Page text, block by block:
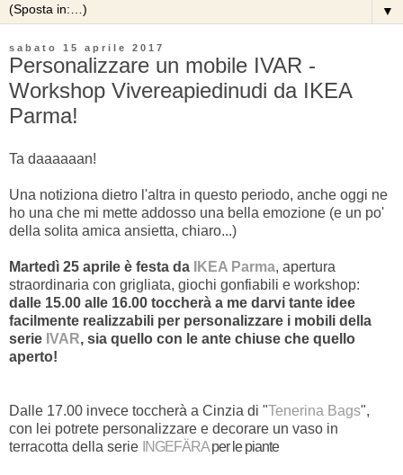
▼
sabato 15 aprile 2017
Personalizzare un mobile IVAR -
Workshop Vivereapiedinudi da IKEA
Parma!
Ta daaaaaan!
Una notiziona dietro l'altra in questo periodo, anche oggi ne
ho una che mi mette addosso una bella emozione (e un po'
della solita amica ansietta, chiaro...)
Martedì 25 aprile è festa da IKEA Parma, apertura
straordinaria con grigliata, giochi gonfiabili e workshop:
dalle 15.00 alle 16.00 toccherà a me darvi tante idee
facilmente realizzabili per personalizzare i mobili della
serie IVAR, sia quello con le ante chiuse che quello
aperto!
Dalle 17.00 invece toccherà a Cinzia di "Tenerina Bags",
con lei potrete personalizzare e decorare un vaso in
terracotta della serie INGEFÄRAper le piante